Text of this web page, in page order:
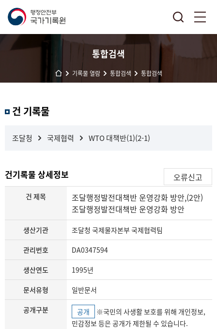
통합검색
기록물 열람 통합검색 통합검색
과 건 기록물
조달청 국제협력 WTO 대책반(1)(2-1)
건기록물 상세정보 오류신고
건 제목
조달행정발전대책반 운영강화 방안,(2안)
조달행정발전대책반 운영강화 방안
생산기관 조달청 국제물자본부 국제협력팀
관리번호 DA0347594
생산연도 1995년
문서유형 일반문서
공개구분 공개
민감정보 등은 공개가 제한될 수 있습니다.